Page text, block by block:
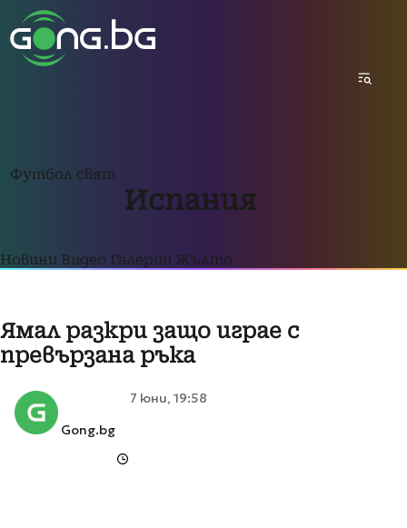
Футбол свят
Испания
Новини Видео Галерии Жълто
Ямал разкри защо играе с
превързана ръка
Gong.bg
7 юни, 19:58